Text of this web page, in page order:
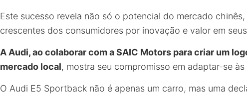
Este sucesso revela não só o potencial do mercado
crescentes dos consumidores por inovação e valor em
A Audi, ao colaborar com a SAIC Motors para criar um
mercado local, mostra seu compromisso em adaptar-se
O Audi E5 Sportback não é apenas um carro, mas uma